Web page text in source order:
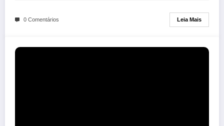
0 Comentários Leia Mais